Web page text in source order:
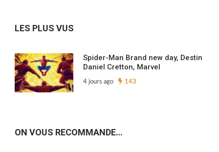
LES PLUS VUS
Spider-Man Brand new day, Destin
Daniel Cretton, Marvel
4 jours ago 143
ON VOUS RECOMMANDE…